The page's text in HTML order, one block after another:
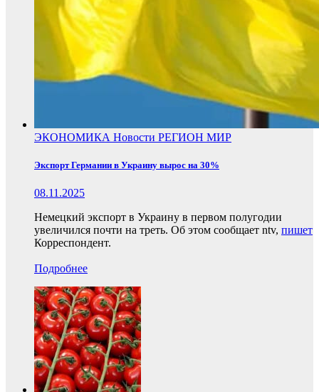
ЭКОНОМИКА Новости РЕГИОН МИР
Экспорт Германии в Украину вырос на 30%
08.11.2025
Немецкий экспорт в Украину в первом полугодии
увеличился почти на треть. Об этом сообщает ntv, пишет
Корреспондент.
Подробнее